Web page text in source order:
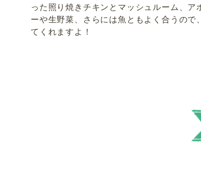
った照り焼きチキンとマッシュルーム、
ーや生野菜、さらには魚ともよく合うの
てくれますよ！